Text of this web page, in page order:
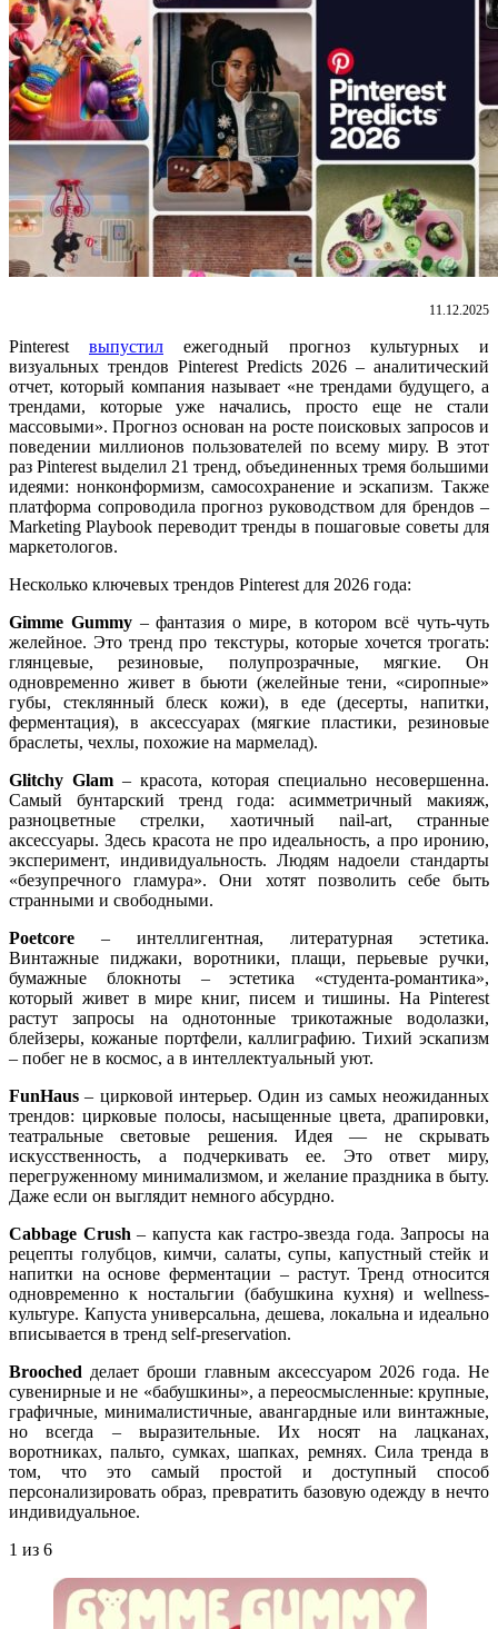
11.12.2025
Pinterest выпустил ежегодный прогноз культурных и
визуальных трендов Pinterest Predicts 2026 – аналитический
отчет, который компания называет «не трендами будущего, а
трендами, которые уже начались, просто еще не стали
массовыми». Прогноз основан на росте поисковых запросов и
поведении миллионов пользователей по всему миру. В этот
раз Pinterest выделил 21 тренд, объединенных тремя большими
идеями: нонконформизм, самосохранение и эскапизм. Также
платформа сопроводила прогноз руководством для брендов –
Marketing Playbook переводит тренды в пошаговые советы для
маркетологов.
Несколько ключевых трендов Pinterest для 2026 года:
Gimme Gummy– фантазия о мире, в котором всё чуть-чуть
желейное. Это тренд про текстуры, которые хочется трогать:
глянцевые, резиновые, полупрозрачные, мягкие. Он
одновременно живет в бьюти (желейные тени, «сиропные»
губы, стеклянный блеск кожи), в еде (десерты, напитки,
ферментация), в аксессуарах (мягкие пластики, резиновые
браслеты, чехлы, похожие на мармелад).
Glitchy Glam – красота, которая специально несовершенна.
Самый бунтарский тренд года: асимметричный макияж,
разноцветные стрелки, хаотичный nail-art, странные
аксессуары. Здесь красота не про идеальность, а про иронию,
эксперимент, индивидуальность. Людям надоели стандарты
«безупречного гламура». Они хотят позволить себе быть
странными и свободными.
Poetcore – интеллигентная, литературная эстетика.
Винтажные пиджаки, воротники, плащи, перьевые ручки,
бумажные блокноты – эстетика «студента-романтика»,
который живет в мире книг, писем и тишины. На Pinterest
растут запросы на однотонные трикотажные водолазки,
блейзеры, кожаные портфели, каллиграфию. Тихий эскапизм
– побег не в космос, а в интеллектуальный уют.
FunHaus – цирковой интерьер. Один из самых неожиданных
трендов: цирковые полосы, насыщенные цвета, драпировки,
театральные световые решения. Идея — не скрывать
искусственность, а подчеркивать ее. Это ответ миру,
перегруженному минимализмом, и желание праздника в быту.
Даже если он выглядит немного абсурдно.
Cabbage Crush – капуста как гастро-звезда года. Запросы на
рецепты голубцов, кимчи, салаты, супы, капустный стейк и
напитки на основе ферментации – растут. Тренд относится
одновременно к ностальгии (бабушкина кухня) и wellness-
культуре. Капуста универсальна, дешева, локальна и идеально
вписывается в тренд self-preservation.
Brooched делает броши главным аксессуаром 2026 года. Не
сувенирные и не «бабушкины», а переосмысленные: крупные,
графичные, минималистичные, авангардные или винтажные,
но всегда – выразительные. Их носят на лацканах,
воротниках, пальто, сумках, шапках, ремнях. Сила тренда в
том, что это самый простой и доступный способ
персонализировать образ, превратить базовую одежду в нечто
индивидуальное.
1 из 6